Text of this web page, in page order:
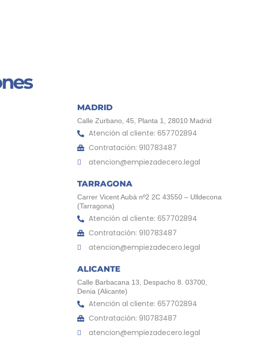
MADRID
Calle Zurbano, 45, Planta 1, 28010 Madrid
Atención al cliente: 657702894
Contratación: 910783487
atencion@empiezadecero.legal
TARRAGONA
Carrer Vicent Aubà nº2 2C 43550 – Ulldecona
(Tarragona)
Atención al cliente: 657702894
Contratación: 910783487
atencion@empiezadecero.legal
ALICANTE
Calle Barbacana 13, Despacho 8. 03700,
Denia (Alicante)
Atención al cliente: 657702894
Contratación: 910783487
atencion@empiezadecero.legal